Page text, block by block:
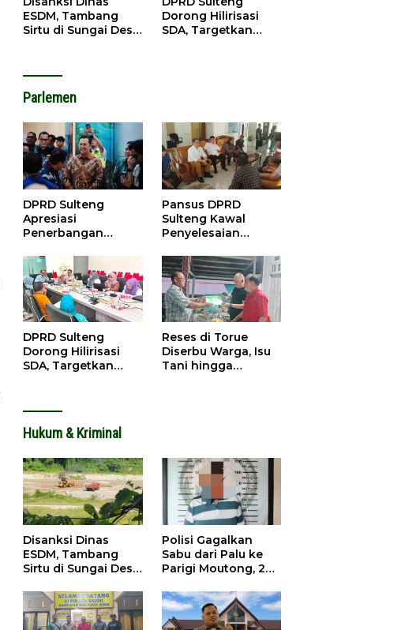
ESDM, Tambang
Sirtu di Sungai Desa
Dorong Hilirisasi
SDA, Targetkan
Parlemen
DPRD Sulteng
Apresiasi
Penerbangan
Guangzhou, Dorong
Investasi
Pansus DPRD
Sulteng Kawal
Penyelesaian
Sawit di Tolitoli
DPRD Sulteng
Dorong Hilirisasi
SDA, Targetkan
Reses di Torue
Diserbu Warga, Isu
Tani hingga
Hukum & Kriminal
Disanksi Dinas
ESDM, Tambang
Sirtu di Sungai Desa
Polisi Gagalkan
Sabu dari Palu ke
Parigi Moutong, 2
Ditangkap